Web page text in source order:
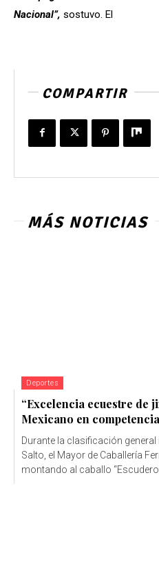
Nacional”, sostuvo. El
COMPARTIR
MÁS NOTICIAS
Deportes
“Excelencia ecuestre de
Mexicano en
Durante la clasificación general
Salto, el Mayor de Caballería
montando al caballo “Escudero